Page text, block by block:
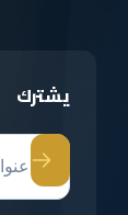
يشترك